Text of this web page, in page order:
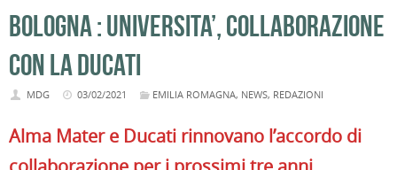
BOLOGNA : UNIVERSITA’, COLLABORAZIONE
CON LA DUCATI
MDG 03/02/2021 EMILIA ROMAGNA, NEWS, REDAZIONI
Alma Mater e Ducati rinnovano l’accordo di